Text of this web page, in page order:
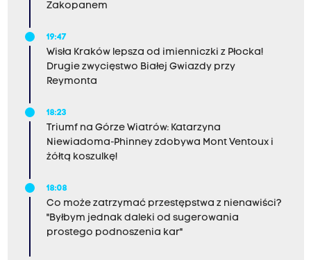
Zakopanem
19:47
Wisła Kraków lepsza od imienniczki z Płocka!
Drugie zwycięstwo Białej Gwiazdy przy
Reymonta
18:23
Triumf na Górze Wiatrów: Katarzyna
Niewiadoma-Phinney zdobywa Mont Ventoux i
żółtą koszulkę!
18:08
Co może zatrzymać przestępstwa z nienawiści?
"Byłbym jednak daleki od sugerowania
prostego podnoszenia kar"